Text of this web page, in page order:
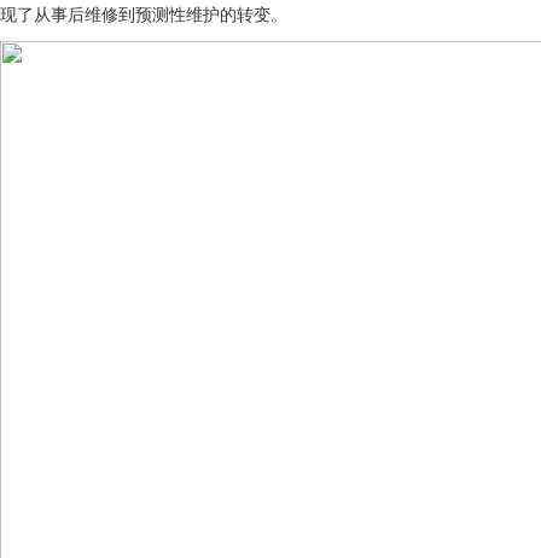
现了从事后维修到预测性维护的转变。